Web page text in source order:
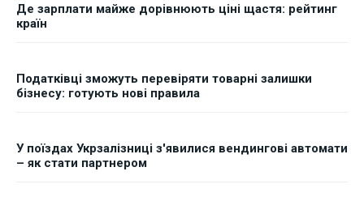
Де зарплати майже дорівнюють ціні щастя: рейтинг
країн
Податківці зможуть перевіряти товарні залишки
бізнесу: готують нові правила
У поїздах Укрзалізниці з'явилися вендингові автомати
– як стати партнером